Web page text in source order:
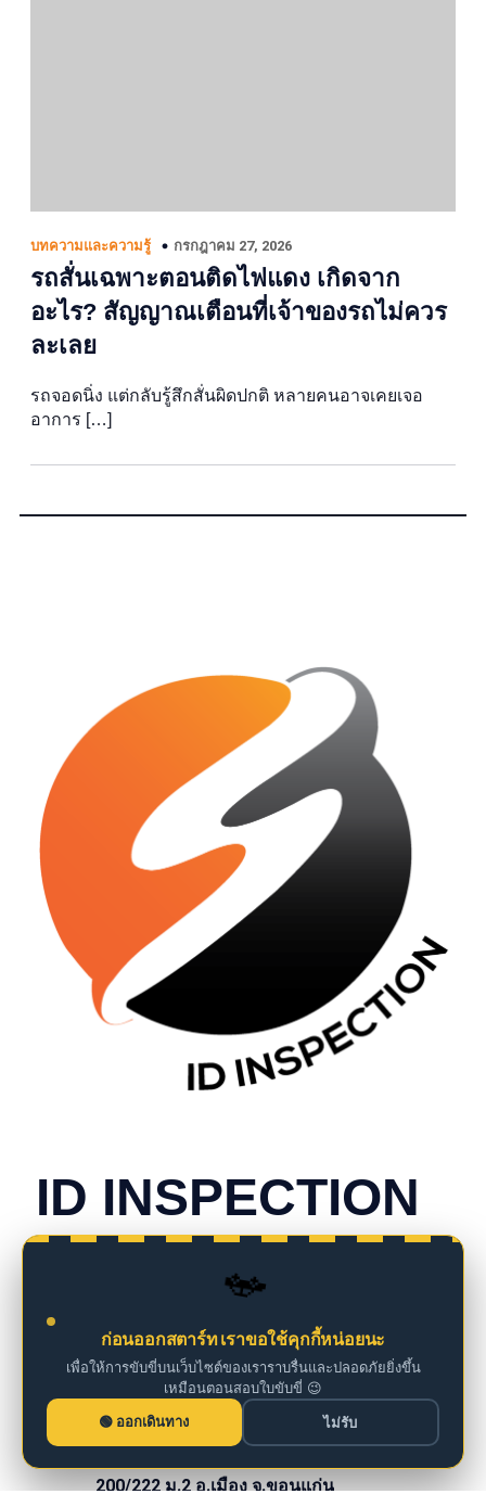
🚗
ก่อนออกสตาร์ท เราขอใช้คุกกี้หน่อยนะ
เพื่อให้การขับขี่บนเว็บไซต์ของเราราบรื่นและปลอดภัยยิ่งขึ้น
เหมือนตอนสอบใบขับขี่ 😉
ออกเดินทาง
ไม่รับ
บทความและความรู้ กรกฎาคม 27, 2026
รถสั่นเฉพาะตอนติดไฟแดง เกิดจาก
อะไร? สัญญาณเตือนที่เจ้าของรถไม่ควร
ละเลย
รถจอดนิ่ง แต่กลับรู้สึกสั่นผิดปกติ หลายคนอาจเคยเจอ
อาการ […]
ID INSPECTION
iddm@iddrives.co.th
200/222 ม.2 อ.เมือง จ.ขอนแก่น